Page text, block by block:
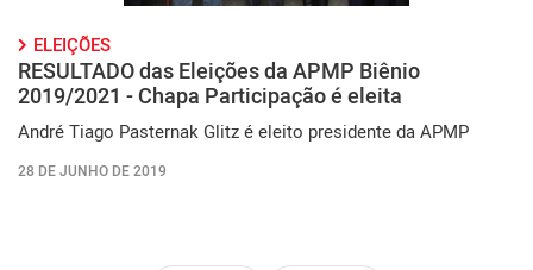
ELEIÇÕES
RESULTADO das Eleições da APMP Biênio
2019/2021 - Chapa Participação é eleita
André Tiago Pasternak Glitz é eleito presidente da APMP
28 DE JUNHO DE 2019